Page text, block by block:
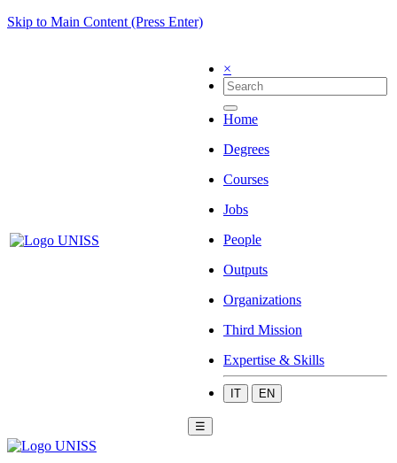
Skip to Main Content (Press Enter)
×
Home
Degrees
Courses
Jobs
People
Outputs
Organizations
Third Mission
Expertise & Skills
IT EN
☰